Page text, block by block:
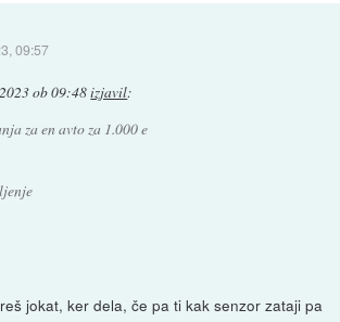
09:57
ob 09:48izjavil:
za en avto za 1.000 e
jokat, ker dela, če pa ti kak senzor zataji pa